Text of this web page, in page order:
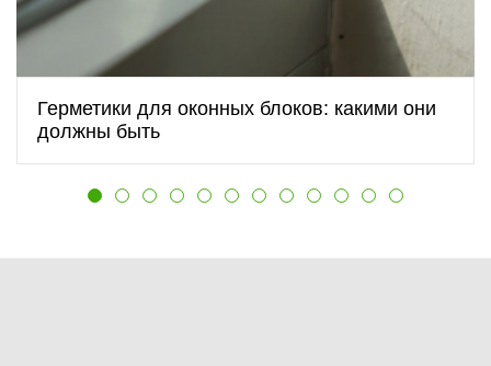
Герметики для оконных блоков: какими они
должны быть